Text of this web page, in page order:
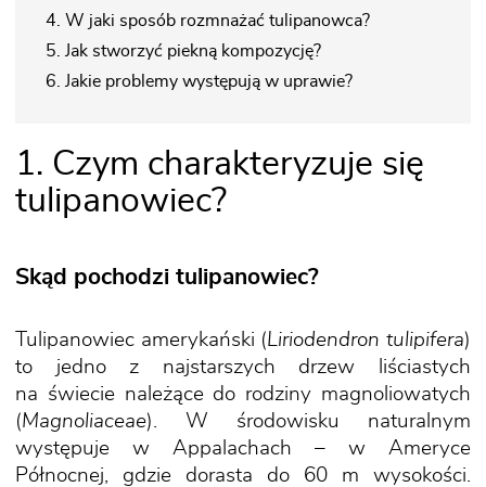
4. W jaki sposób rozmnażać tulipanowca?
5. Jak stworzyć piekną kompozycję?
6. Jakie problemy występują w uprawie?
1. Czym charakteryzuje się
tulipanowiec?
Skąd pochodzi tulipanowiec?
Tulipanowiec amerykański (Liriodendron tulipifera)
to jedno z najstarszych drzew liściastych
na świecie należące do rodziny magnoliowatych
(Magnoliaceae). W środowisku naturalnym
występuje w Appalachach – w Ameryce
Północnej, gdzie dorasta do 60 m wysokości.